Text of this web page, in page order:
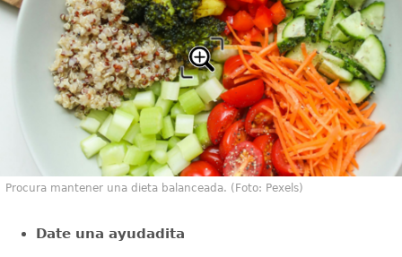
Procura mantener una dieta balanceada. (Foto: Pexels)
Date una ayudadita